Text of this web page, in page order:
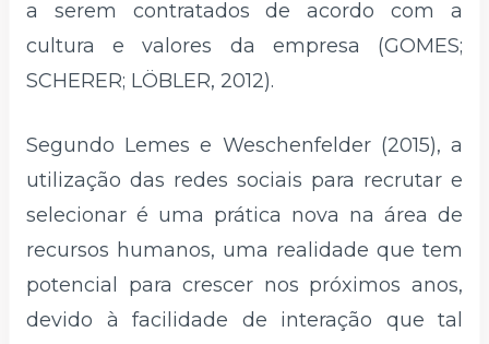
a serem contratados de acordo com a
cultura e valores da empresa (GOMES;
SCHERER; LÖBLER, 2012).
Segundo Lemes e Weschenfelder (2015), a
utilização das redes sociais para recrutar e
selecionar é uma prática nova na área de
recursos humanos, uma realidade que tem
potencial para crescer nos próximos anos,
devido à facilidade de interação que tal